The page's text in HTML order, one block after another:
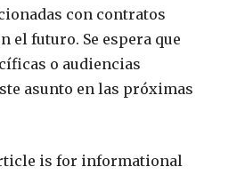
con contratos
el futuro. Se espera que
o audiencias
asunto en las próximas
is for informational